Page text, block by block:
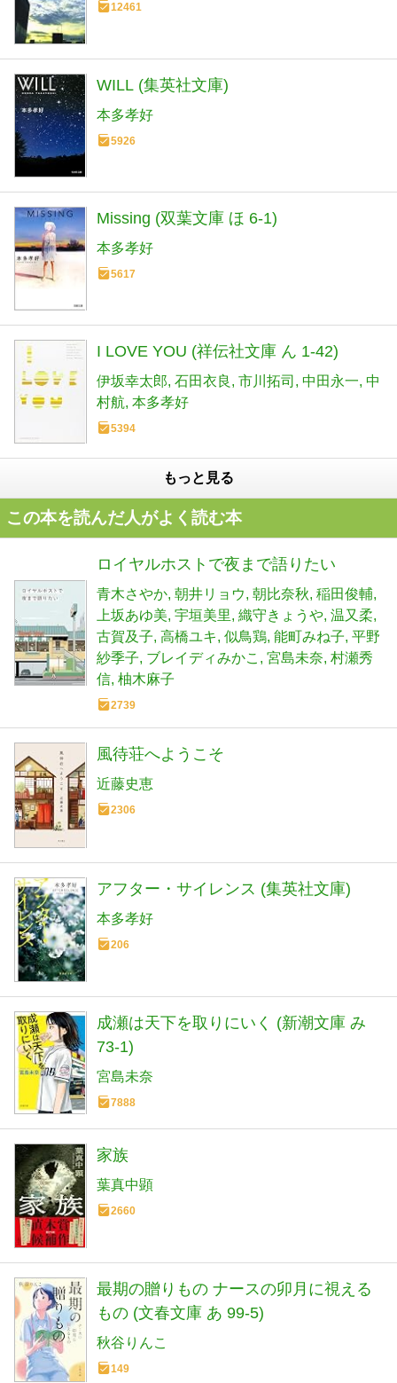
12461
WILL (集英社文庫)
本多孝好
5926
Missing (双葉文庫 ほ 6-1)
本多孝好
5617
I LOVE YOU (祥伝社文庫 ん 1-42)
伊坂幸太郎 石田衣良 市川拓司 中田永一 中
村航 本多孝好
5394
もっと見る
この本を読んだ人がよく読む本
ロイヤルホストで夜まで語りたい
青木さやか 朝井リョウ 朝比奈秋 稲田俊輔
上坂あゆ美 宇垣美里 織守きょうや 温又柔
古賀及子 高橋ユキ 似鳥鶏 能町みね子 平野
紗季子 ブレイディみかこ 宮島未奈 村瀬秀
信 柚木麻子
2739
風待荘へようこそ
近藤史恵
2306
アフター・サイレンス (集英社文庫)
本多孝好
206
成瀬は天下を取りにいく (新潮文庫 み
73-1)
宮島未奈
7888
家族
葉真中顕
2660
最期の贈りもの ナースの卯月に視える
もの (文春文庫 あ 99-5)
秋谷りんこ
149